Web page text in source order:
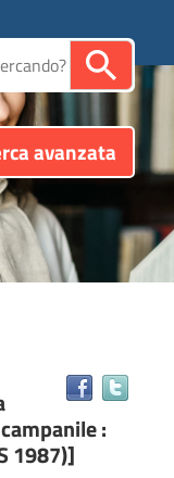
avanzata
:
1987)]